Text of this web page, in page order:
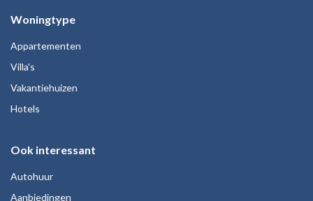
Woningtype
Appartementen
Villa's
Vakantiehuizen
Hotels
Ook interessant
Autohuur
Aanbiedingen